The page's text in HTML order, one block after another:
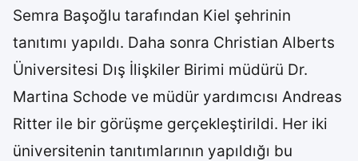
Semra Başoğlu tarafından Kiel şehrinin
tanıtımı yapıldı. Daha sonra Christian Alberts
Üniversitesi Dış İlişkiler Birimi müdürü Dr.
Martina Schode ve müdür yardımcısı Andreas
Ritter ile bir görüşme gerçekleştirildi. Her iki
üniversitenin tanıtımlarının yapıldığı bu